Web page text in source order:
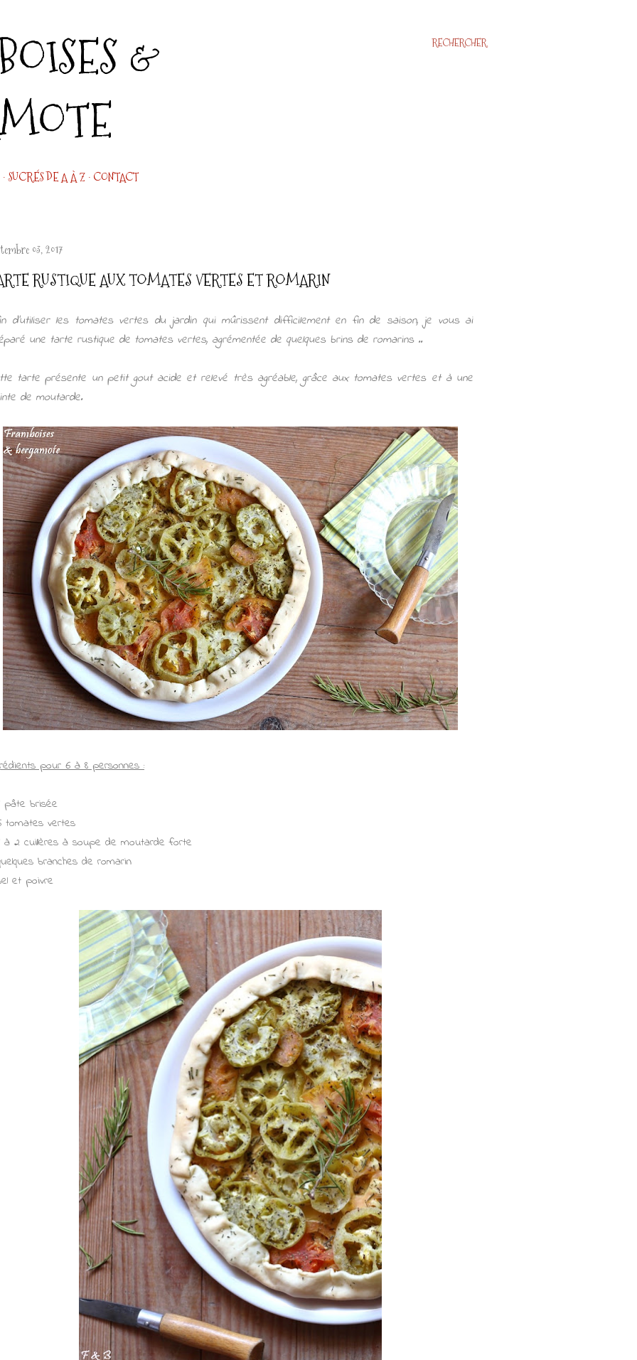
RECHERCHER
&
SUCRÉS DE A À Z CONTACT
03, 2017
RUSTIQUE AUX TOMATES VERTES ET ROMARIN
d'utiliser les tomates vertes du jardin qui mûrissent difficilement en fin de saison, je vous ai
une tarte rustique de tomates vertes, agrémentée de quelques brins de romarins ..
tarte présente un petit gout acide et relevé très agréable, grâce aux tomates vertes et à une
de moutarde.
pour 6 à 8 personnes :
pâte brisée
tomates vertes
à 2 cuillères à soupe de moutarde forte
branches de romarin
et poivre